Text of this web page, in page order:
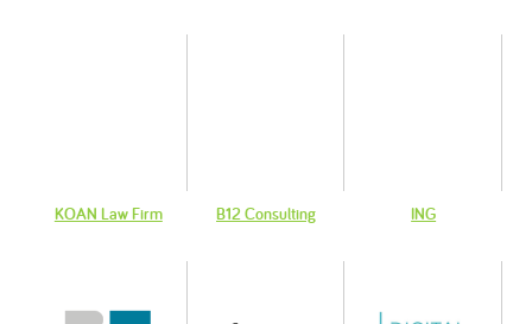
KOAN Law Firm B12 Consulting ING